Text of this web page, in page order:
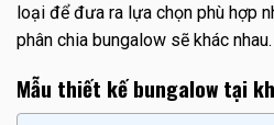
loại để đưa ra lựa chọn phù hợp
phân chia bungalow sẽ khác nhau.
Mẫu thiết kế bungalow tại